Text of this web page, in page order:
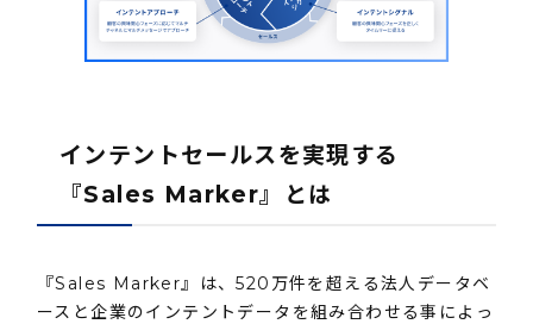
インテントセールスを実現する
『Sales Marker』とは
『Sales Marker』は、520万件を超える法人データベ
ースと企業のインテントデータを組み合わせる事によっ